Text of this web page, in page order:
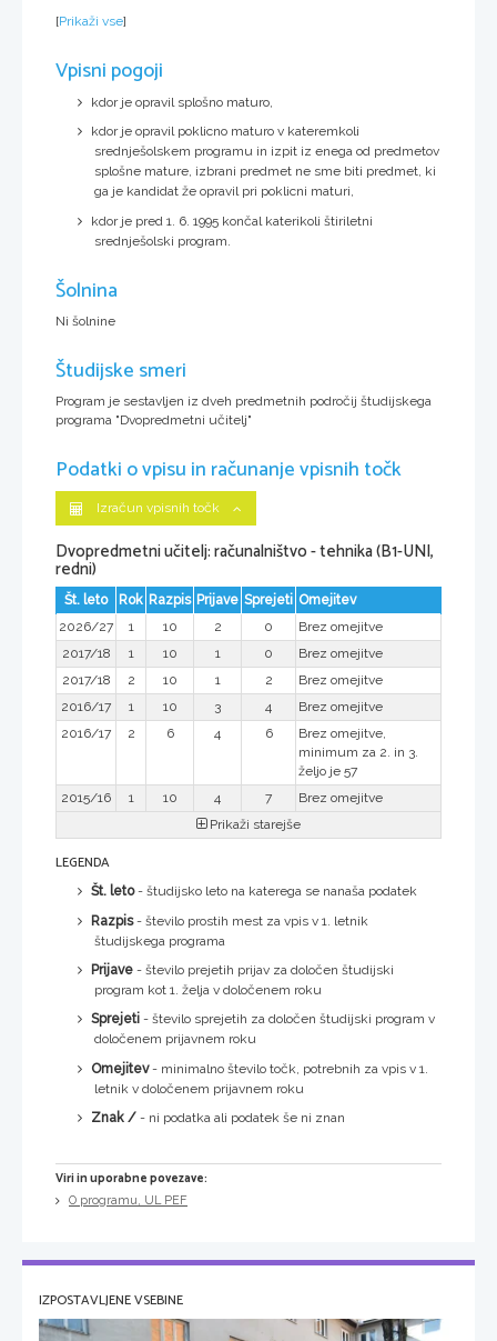
[Prikaži vse]
Vpisni pogoji
kdor je opravil splošno maturo,
kdor je opravil poklicno maturo v kateremkoli
srednješolskem programu in izpit iz enega od predmetov
splošne mature, izbrani predmet ne sme biti predmet, ki
ga je kandidat že opravil pri poklicni maturi,
kdor je pred 1. 6. 1995 končal katerikoli štiriletni
srednješolski program.
Šolnina
Ni šolnine
Študijske smeri
Program je sestavljen iz dveh predmetnih področij študijskega
programa "Dvopredmetni učitelj"
Podatki o vpisu in računanje vpisnih točk
Izračun vpisnih točk
Dvopredmetni učitelj: računalništvo - tehnika (B1-UNI,
redni)
Št. leto Rok Razpis Prijave Sprejeti Omejitev
2026/27
1 10 2 0
Brez omejitve
2017/18
1 10 1 0
Brez omejitve
2017/18
2 10 1 2
Brez omejitve
2016/17
1 10 3 4
Brez omejitve
2016/17
2 6 4 6
Brez omejitve,
minimum za 2. in 3.
željo je 57
2015/16
1 10 4 7
Brez omejitve
Prikaži starejše
LEGENDA
Št. leto- študijsko leto na katerega se nanaša podatek
Razpis- število prostih mest za vpis v 1. letnik
študijskega programa
Prijave - število prejetih prijav za določen študijski
program kot 1. želja v določenem roku
Sprejeti - število sprejetih za določen študijski program v
določenem prijavnem roku
Omejitev- minimalno število točk, potrebnih za vpis v 1.
letnik v določenem prijavnem roku
Znak / - ni podatka ali podatek še ni znan
Viri in uporabne povezave:
O programu, UL PEF
IZPOSTAVLJENE VSEBINE